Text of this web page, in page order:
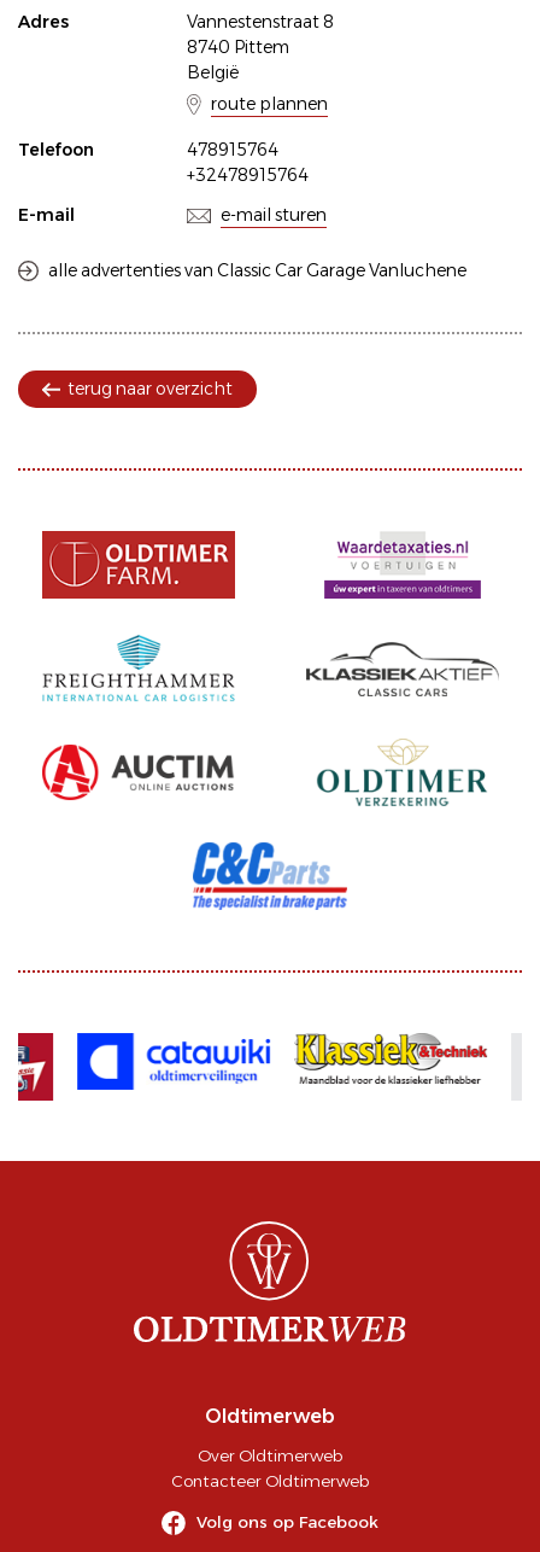
Adres
Vannestenstraat 8
8740 Pittem
België
route plannen
Telefoon
478915764
+32478915764
E-mail
e-mail sturen
alle advertenties van Classic Car Garage Vanluchene
terug naar overzicht
Oldtimerweb
Over Oldtimerweb
Contacteer Oldtimerweb
Volg ons op Facebook